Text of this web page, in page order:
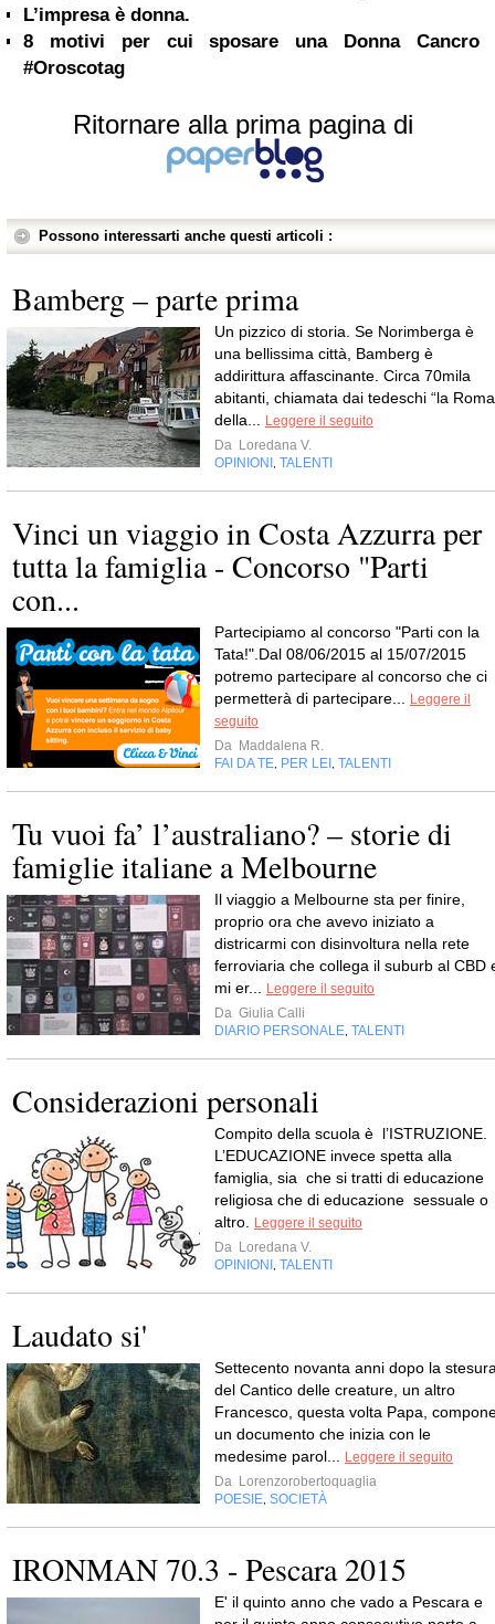
L’impresa è donna.
8 motivi per cui sposare una Donna Cancro
#Oroscotag
Ritornare alla prima pagina di
Possono interessarti anche questi articoli :
Bamberg – parte prima
Un pizzico di storia. Se Norimberga è
una bellissima città, Bamberg è
addirittura affascinante. Circa 70mila
abitanti, chiamata dai tedeschi “la Roma
della...
Leggere il seguito
Da Loredana V.
OPINIONI
TALENTI
Vinci un viaggio in Costa Azzurra per
tutta la famiglia - Concorso "Parti
con...
Partecipiamo al concorso "Parti con la
Tata!".Dal 08/06/2015 al 15/07/2015
potremo partecipare al concorso che ci
permetterà di partecipare...
Leggere il
seguito
Da Maddalena R.
FAI DA TE PER LEI TALENTI
Tu vuoi fa’ l’australiano? – storie di
famiglie italiane a Melbourne
Il viaggio a Melbourne sta per finire,
proprio ora che avevo iniziato a
districarmi con disinvoltura nella rete
ferroviaria che collega il suburb al CBD
mi er...
Leggere il seguito
Da Giulia Calli
DIARIO PERSONALE TALENTI
Considerazioni personali
Compito della scuola è l’ISTRUZIONE.
L’EDUCAZIONE invece spetta alla
famiglia, sia che si tratti di educazione
religiosa che di educazione sessuale o
altro.
Leggere il seguito
Da Loredana V.
OPINIONI
TALENTI
Laudato si'
Settecento novanta anni dopo la
del Cantico delle creature, un altro
Francesco, questa volta Papa,
un documento che inizia con le
medesime parol...
Leggere il seguito
Da Lorenzorobertoquaglia
POESIE SOCIETÀ
IRONMAN 70.3 - Pescara 2015
E' il quinto anno che vado a Pescara e